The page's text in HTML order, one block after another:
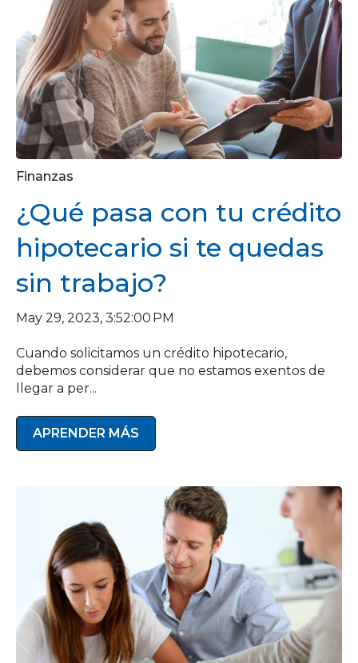
Finanzas
¿Qué pasa con tu crédito
hipotecario si te quedas
sin trabajo?
May 29, 2023, 3:52:00 PM
Cuando solicitamos un crédito hipotecario,
debemos considerar que no estamos exentos de
llegar a per...
APRENDER MÁS